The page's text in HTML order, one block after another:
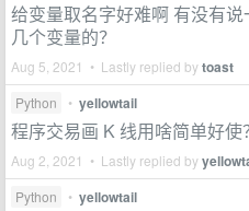
给变量取名字好难啊 有没有
几个变量的？
Aug 5, 2021 • Lastly replied bytoast
Python • yellowtail
程序交易画 K 线用啥简单好使
Aug 2, 2021 • Lastly replied by
Python • yellowtail